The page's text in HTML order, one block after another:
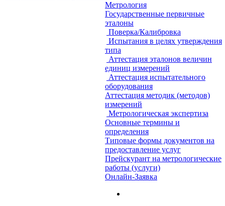
Метрология
Государственные первичные
эталоны
Поверка/Калибровка
Испытания в целях утверждения
типа
Аттестация эталонов величин
единиц измерений
Аттестация испытательного
оборудования
Аттестация методик (методов)
измерений
Метрологическая экспертиза
Основные термины и
определения
Типовые формы документов на
предоставление услуг
Прейскурант на метрологические
работы (услуги)
Онлайн-Заявка